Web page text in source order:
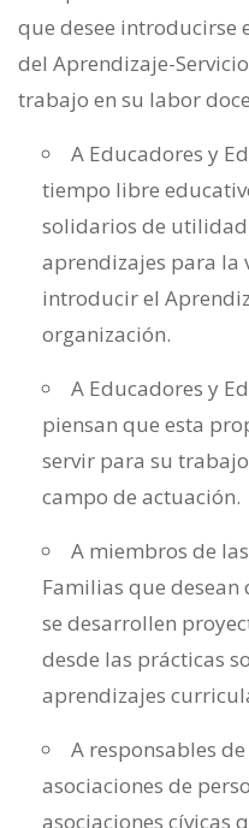
que desee introducirse
del Aprendizaje-
trabajo en su labor
A Educadores y
tiempo libre
solidarios de
aprendizajes para la
introducir el
organización.
A Educadores y
piensan que esta
servir para su
campo de actuación.
A miembros de
Familias que desean
se desarrollen
desde las prácticas
aprendizajes
A responsables
asociaciones de
asociaciones cívicas